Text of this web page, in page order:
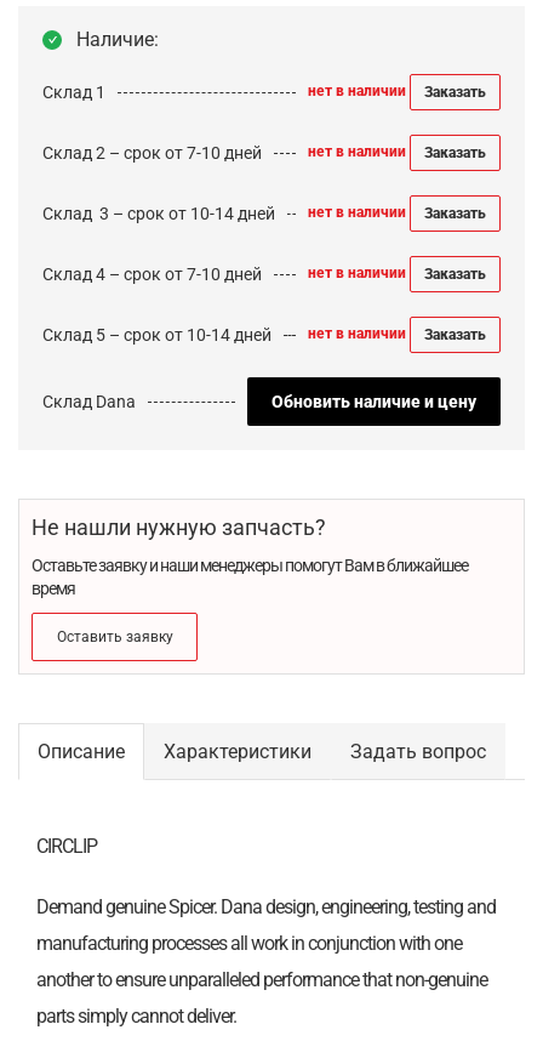
Наличие:
Склад 1 нет в наличии Заказать
Склад 2 – срок от 7-10 дней нет в наличии Заказать
Cклад 3 – срок от 10-14 дней нет в наличии Заказать
Склад 4 – срок от 7-10 дней нет в наличии Заказать
Склад 5 – срок от 10-14 дней нет в наличии Заказать
Склад Dana Обновить наличие и цену
Не нашли нужную запчасть?
Оставьте заявку и наши менеджеры помогут Вам в ближайшее
время
Оставить заявку
Описание Характеристики Задать вопрос
CIRCLIP
Demand genuine Spicer. Dana design, engineering, testing and
manufacturing processes all work in conjunction with one
another to ensure unparalleled performance that non-genuine
parts simply cannot deliver.